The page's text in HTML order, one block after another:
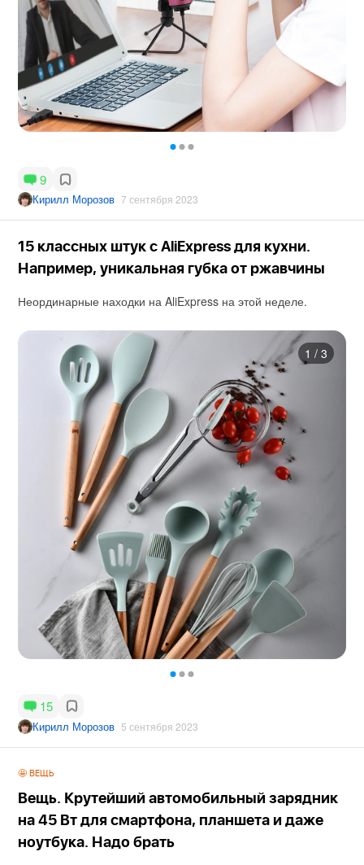
9
Кирилл Морозов 7 сентября 2023
15 классных штук с AliExpress для кухни.
Например, уникальная губка от ржавчины
Неординарные находки на AliExpress на этой неделе.
1 / 3
15
Кирилл Морозов 5 сентября 2023
🤩 ВЕЩЬ
Вещь. Крутейший автомобильный зарядник
на 45 Вт для смартфона, планшета и даже
ноутбука. Надо брать